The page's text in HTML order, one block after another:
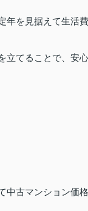
年を見据えて生活費
立てることで、安心
中古マンション価格